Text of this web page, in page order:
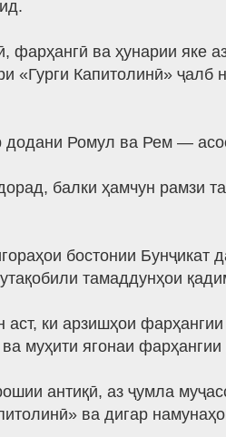
ва ҳунарии яке
«Гурги Капитолинӣ»
Ромул ва Рем —
балки ҳамчун рамзи
бостонии Бунҷикат
тамаддунҳои
ки арзишҳои
муҳити ягонаи
антиқӣ, аз ҷумла
ва дигар